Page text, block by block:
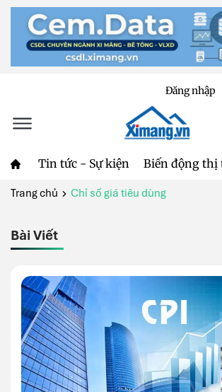
Đăng nhập
Tin tức - Sự kiện Biến động thị
Trang chủ Chỉ số giá tiêu dùng
Bài Viết